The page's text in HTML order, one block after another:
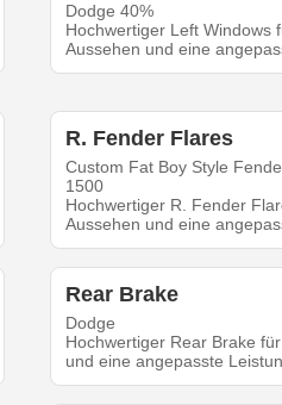
Dodge 40%
Hochwertiger Left Windows
Aussehen und eine
R. Fender Flares
Custom Fat Boy Style
1500
Hochwertiger R. Fender
Aussehen und eine
Rear Brake
Dodge
Hochwertiger Rear Brake
und eine angepasste